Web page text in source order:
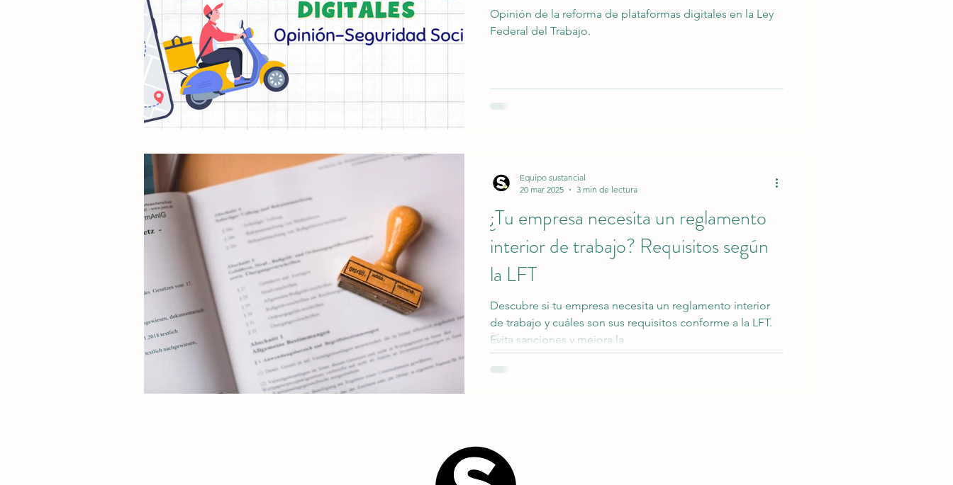
Opinión de la reforma de plataformas digitales en la Ley
Federal del Trabajo.
¿Tu empresa necesita un reglamento
interior de trabajo? Requisitos según
la LFT
Descubre si tu empresa necesita un reglamento interior
de trabajo y cuáles son sus requisitos conforme a la LFT.
Evita sanciones y mejora la
Equipo sustancial
20 mar 2025
3 min de lectura